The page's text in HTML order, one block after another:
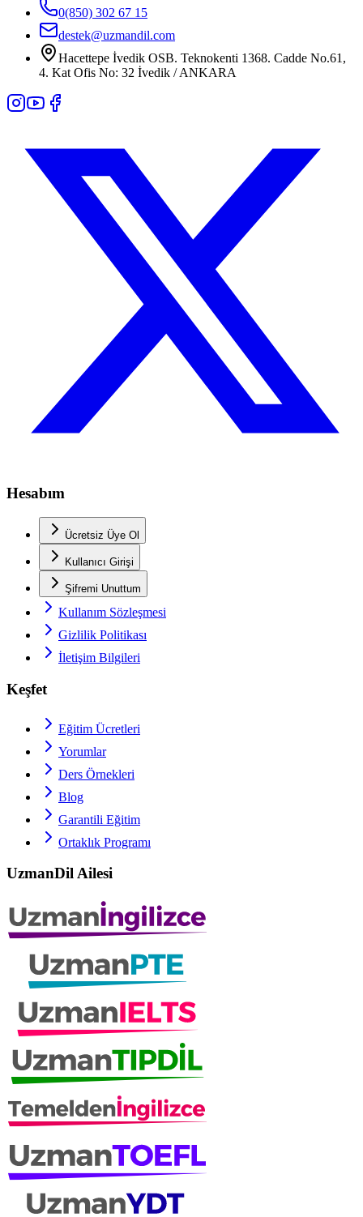
0(850) 302 67 15
destek@uzmandil.com
Hacettepe İvedik OSB. Teknokenti 1368. Cadde No.61,
4. Kat Ofis No: 32 İvedik / ANKARA
Hesabım
Ücretsiz Üye Ol
Kullanıcı Girişi
Şifremi Unuttum
Kullanım Sözleşmesi
Gizlilik Politikası
İletişim Bilgileri
Keşfet
Eğitim Ücretleri
Yorumlar
Ders Örnekleri
Blog
Garantili Eğitim
Ortaklık Programı
UzmanDil Ailesi